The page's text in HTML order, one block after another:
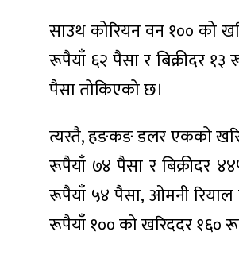
साउथ कोरियन वन १०० को
रूपैयाँ ६२ पैसा र बिक्रीदर
पैसा तोकिएको छ।
त्यस्तै, हङकङ डलर एकको
रूपैयाँ ७४ पैसा र बिक्रीदर
रूपैयाँ ५४ पैसा, ओमनी
रूपैयाँ १०० को खरिददर १६०